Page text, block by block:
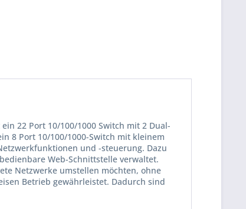
22 Port 10/100/1000 Switch mit 2 Dual-
8 Port 10/100/1000-Switch mit kleinem
und -steuerung. Dazu
Web-Schnittstelle verwaltet.
Netzwerke umstellen möchten, ohne
Betrieb gewährleistet. Dadurch sind